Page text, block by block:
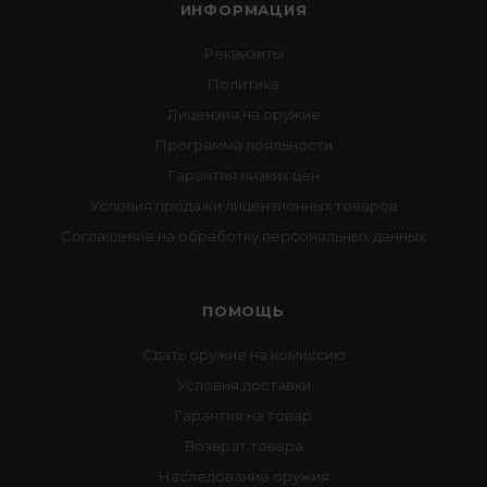
ИНФОРМАЦИЯ
Реквизиты
Политика
Лицензия на оружие
Программа лояльности
Гарантия низких цен
Условия продажи лицензионных товаров
Соглашение на обработку персональных данных
ПОМОЩЬ
Сдать оружие на комиссию
Условия доставки
Гарантия на товар
Возврат товара
Наследование оружия